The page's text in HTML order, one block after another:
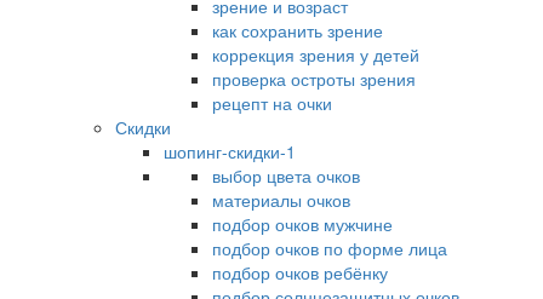
зрение и возраст
как сохранить зрение
коррекция зрения у детей
проверка остроты зрения
рецепт на очки
Скидки
шопинг-скидки-1
выбор цвета очков
материалы очков
подбор очков мужчине
подбор очков по форме лица
подбор очков ребёнку